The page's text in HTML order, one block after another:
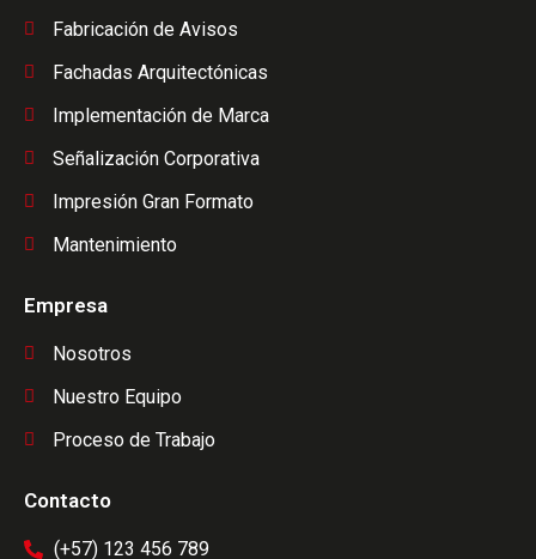
Fabricación de Avisos
Fachadas Arquitectónicas
Implementación de Marca
Señalización Corporativa
Impresión Gran Formato
Mantenimiento​
Empresa
Nosotros
Nuestro Equipo
Proceso de Trabajo
Contacto
(+57) 123 456 789